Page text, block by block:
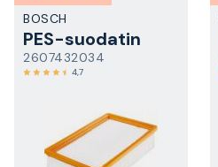
BOSCH
PES-suodatin
2607432034
4,7